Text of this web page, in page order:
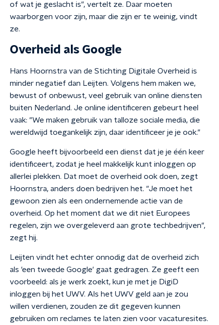
of wat je geslacht is", vertelt ze. Daar moeten
waarborgen voor zijn, maar die zijn er te weinig, vindt
ze.
Overheid als Google
Hans Hoornstra van de Stichting Digitale Overheid is
minder negatief dan Leijten. Volgens hem maken we,
bewust of onbewust, veel gebruik van online diensten
buiten Nederland. Je online identificeren gebeurt heel
vaak: "We maken gebruik van talloze sociale media, die
wereldwijd toegankelijk zijn, daar identificeer je je ook."
Google heeft bijvoorbeeld een dienst dat je je één keer
identificeert, zodat je heel makkelijk kunt inloggen op
allerlei plekken. Dat moet de overheid ook doen, zegt
Hoornstra, anders doen bedrijven het. "Je moet het
gewoon zien als een ondernemende actie van de
overheid. Op het moment dat we dit niet Europees
regelen, zijn we overgeleverd aan grote techbedrijven",
zegt hij.
Leijten vindt het echter onnodig dat de overheid zich
als 'een tweede Google' gaat gedragen. Ze geeft een
voorbeeld: als je werk zoekt, kun je met je DigiD
inloggen bij het UWV. Als het UWV geld aan je zou
willen verdienen, zouden ze dit gegeven kunnen
gebruiken om reclames te laten zien voor vacaturesites.